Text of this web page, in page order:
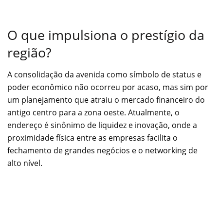
O que impulsiona o prestígio da
região?
A consolidação da avenida como símbolo de status e
poder econômico não ocorreu por acaso, mas sim por
um planejamento que atraiu o mercado financeiro do
antigo centro para a zona oeste. Atualmente, o
endereço é sinônimo de liquidez e inovação, onde a
proximidade física entre as empresas facilita o
fechamento de grandes negócios e o networking de
alto nível.